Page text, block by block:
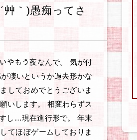
｀)愚痴ってさ
やもう夜なんで。 気が付
凄いというか過去形かな
しておめでとうございま
いします。 相変わらずス
し…現在進行形で。 年末
てほぼゲームしておりま